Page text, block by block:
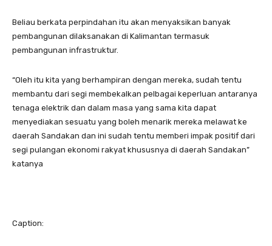
Beliau berkata perpindahan itu akan menyaksikan banyak
pembangunan dilaksanakan di Kalimantan termasuk
pembangunan infrastruktur.
“Oleh itu kita yang berhampiran dengan mereka, sudah tentu
membantu dari segi membekalkan pelbagai keperluan antaranya
tenaga elektrik dan dalam masa yang sama kita dapat
menyediakan sesuatu yang boleh menarik mereka melawat ke
daerah Sandakan dan ini sudah tentu memberi impak positif dari
segi pulangan ekonomi rakyat khususnya di daerah Sandakan”
katanya
Caption: